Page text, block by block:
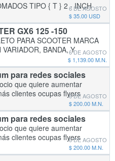
TIPO { T } 2 - INCH
PARA HARLEY'S
LOW RIDER SPORTER
6 DE AGOSTO
$ 35.00 USD
GX6 125 -150
PARA SCOOTER MARCA
BANDA, Y
INSTALAR ESTA
INSTALE TENIA UNA
150cc LE QUEDA
6 DE AGOSTO
$ 1,139.00 M.N.
para redes sociales
que quiere aumentar
clientes ocupas flyers
sociales de impacto a
información con
6 DE AGOSTO
$ 200.00 M.N.
para redes sociales
que quiere aumentar
clientes ocupas flyers
sociales de impacto a
información con Luis
6 DE AGOSTO
$ 200.00 M.N.